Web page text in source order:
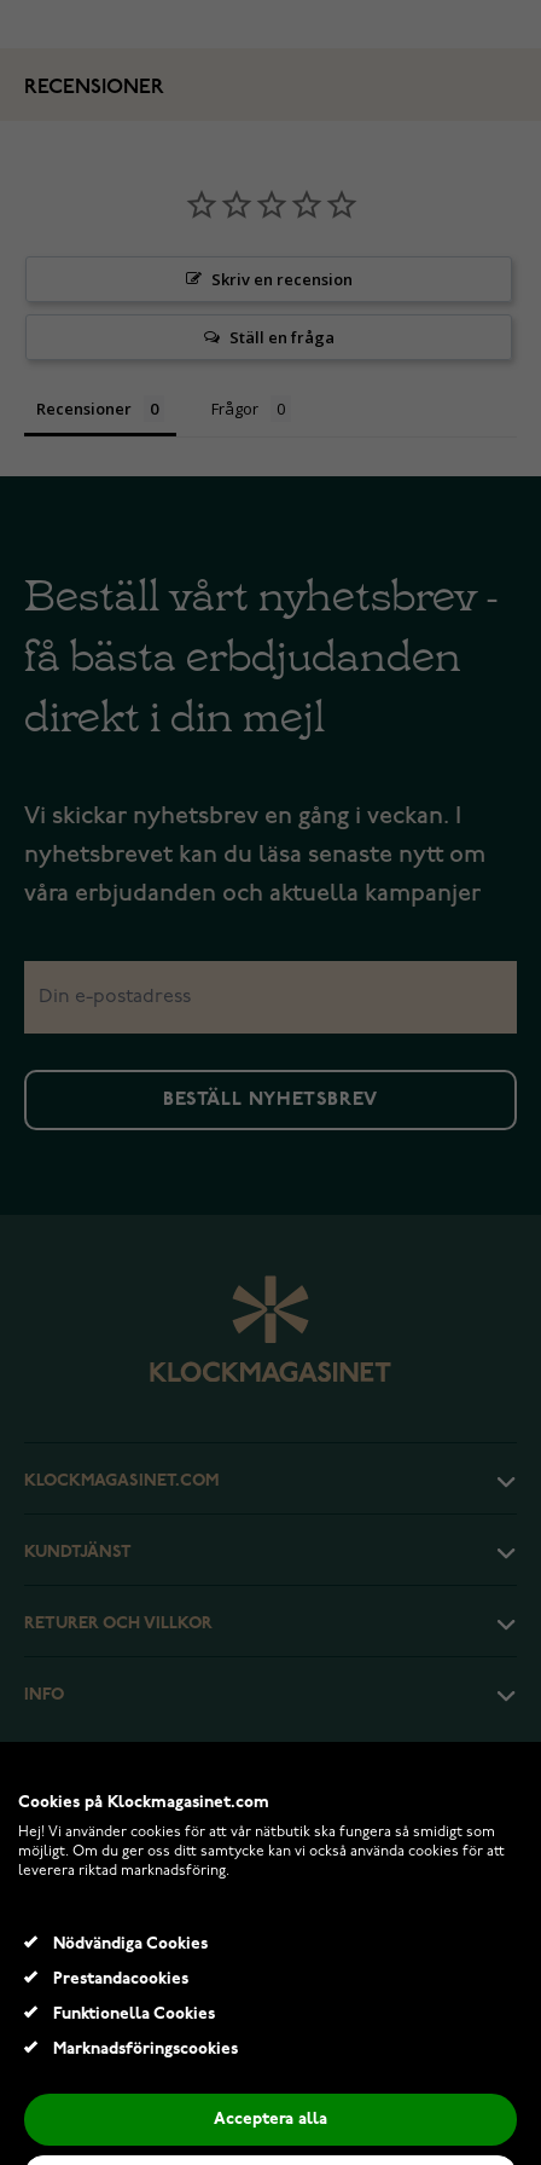
RECENSIONER
Skriv en recension
Ställ en fråga
Recensioner Frågor
Beställ vårt nyhetsbrev -
få bästa erbdjudanden
direkt i din mejl
Vi skickar nyhetsbrev en gång i veckan. I
nyhetsbrevet kan du läsa senaste nytt om
våra erbjudanden och aktuella kampanjer
BESTÄLL NYHETSBREV
KLOCKMAGASINET.COM
KUNDTJÄNST
RETURER OCH VILLKOR
INFO
© 2026 Klockmagasinet.com
Cookies på Klockmagasinet.com
Hej! Vi använder cookies för att vår nätbutik ska fungera så smidigt som
möjligt. Om du ger oss ditt samtycke kan vi också använda cookies för att
leverera riktad marknadsföring.
Nödvändiga Cookies
Prestandacookies
Funktionella Cookies
Marknadsföringscookies
Acceptera alla